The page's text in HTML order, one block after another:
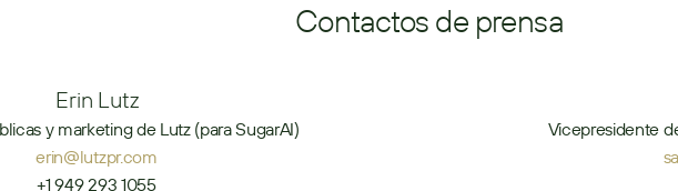
Contactos de prensa
Erin Lutz
y marketing de Lutz (para SugarAI)
erin@lutzpr.com
+1 949 293 1055
Vicepresidente